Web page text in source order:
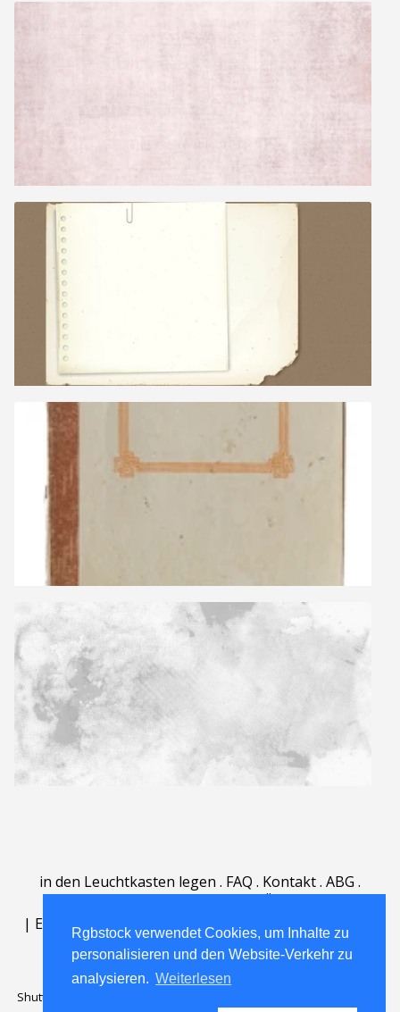
Rgbstock verwendet Cookies, um Inhalte zu
personalisieren und den Website-Verkehr zu
analysieren. Weiterlesen
in den Leuchtkasten legen . FAQ . Kontakt. ABG .
| English | Deutsch Español | Polski | Português
Nederlands|
Shutterstock official partner of Rgbstock